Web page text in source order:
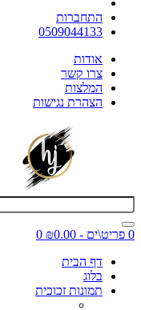
התחברות
0509044133
אודות
צרו קשר
המלצות
הצהרת נגישות
0 פריט\ים - ₪0.00
0
דף הבית
בלוג
תמונות זכוכית